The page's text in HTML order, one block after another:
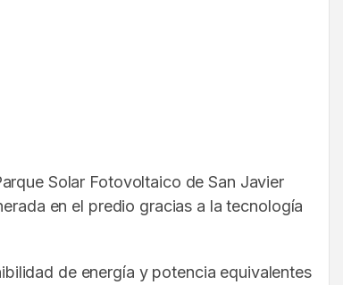
Solar Fotovoltaico de San Javier
en el predio gracias a la tecnología
de energía y potencia equivalentes